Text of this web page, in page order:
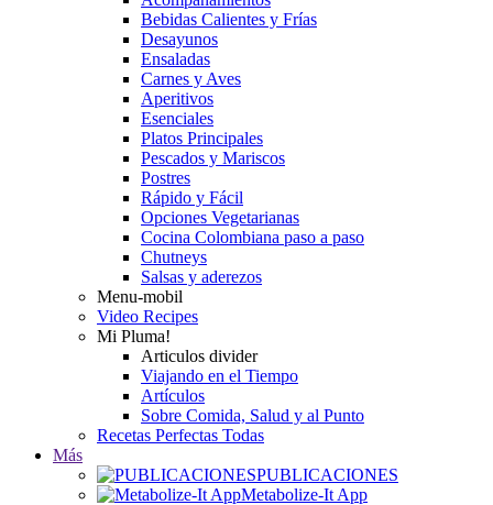
Bebidas Calientes y Frías
Desayunos
Ensaladas
Carnes y Aves
Aperitivos
Esenciales
Platos Principales
Pescados y Mariscos
Postres
Rápido y Fácil
Opciones Vegetarianas
Cocina Colombiana paso a paso
Chutneys
Salsas y aderezos
Menu-mobil
Video Recipes
Mi Pluma!
Articulos divider
Viajando en el Tiempo
Artículos
Sobre Comida, Salud y al Punto
Recetas Perfectas Todas
Más
PUBLICACIONES
Metabolize-It App